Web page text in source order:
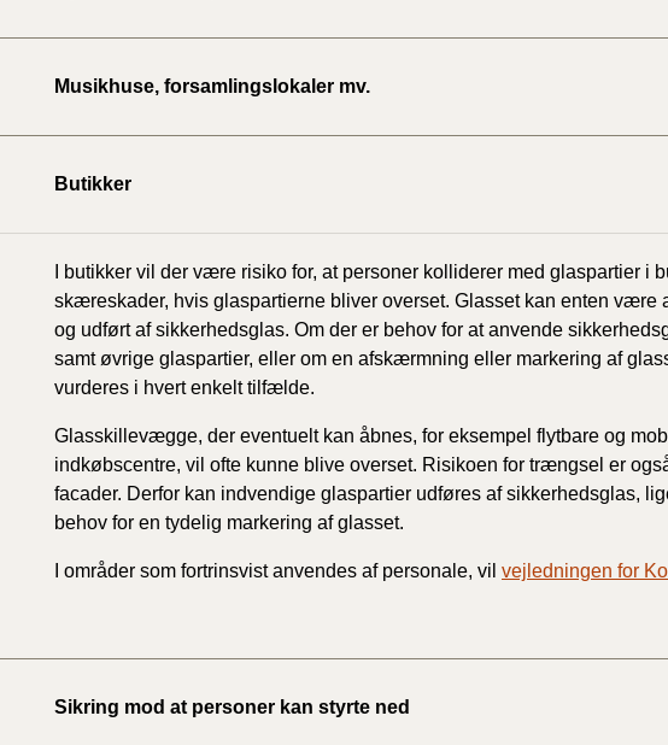
Musikhuse, forsamlingslokaler mv.
Butikker
I butikker vil der være risiko for, at personer kolliderer med glaspartier i
skæreskader, hvis glaspartierne bliver overset. Glasset kan enten være
og udført af sikkerhedsglas. Om der er behov for at anvende
samt øvrige glaspartier, eller om en afskærmning eller markering af
vurderes i hvert enkelt tilfælde.
Glasskillevægge, der eventuelt kan åbnes, for eksempel flytbare og
indkøbscentre, vil ofte kunne blive overset. Risikoen for trængsel er
facader. Derfor kan indvendige glaspartier udføres af sikkerhedsglas,
behov for en tydelig markering af glasset.
I områder som fortrinsvist anvendes af personale, vil vejledningen for K
Sikring mod at personer kan styrte ned